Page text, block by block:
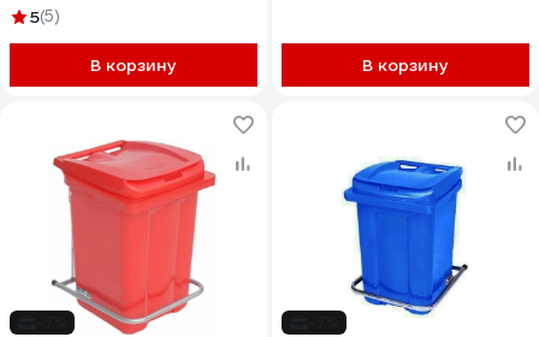
5(5)
В корзину В корзину